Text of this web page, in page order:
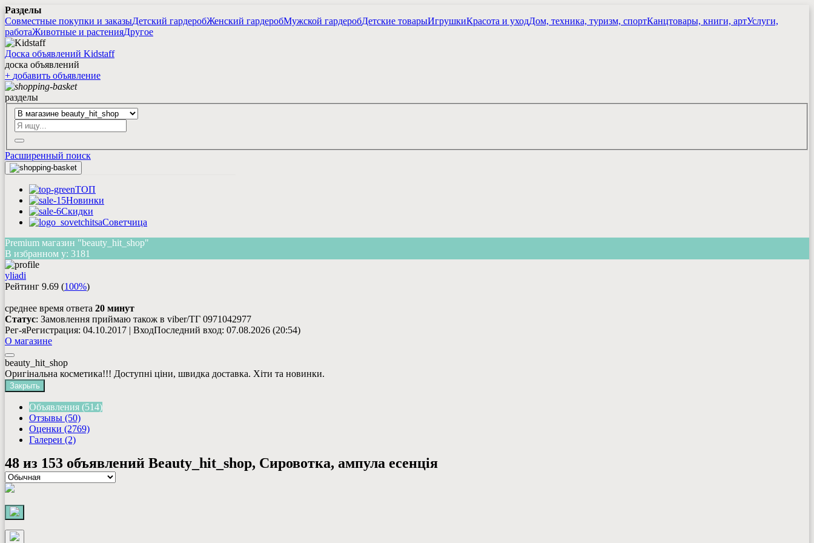
Разделы
Совместные покупки и заказыДетский гардеробЖенский гардеробМужской гардеробДетские товарыИгрушкиКрасота и уходДом, техника, туризм, спортКанцтовары, книги, артУслуги,
работаЖивотные и растенияДругое
Доска объявлений Kidstaff
доска объявлений
+ добавить объявление
разделы
Расширенный поиск
ТОП
Новинки
Скидки
Советчица
Premium магазин "beauty_hit_shop"
В избранном у: 3181
yliadi
Рейтинг 9.69 (100%)
среднее время ответа 20 минут
Статус: Замовлення приймаю також в viber/ТГ 0971042977
Рег-яРегистрация: 04.10.2017 | ВходПоследний вход: 07.08.2026 (20:54)
О магазине
beauty_hit_shop
Оригінальна косметика!!! Доступні ціни, швидка доставка. Хіти та новинки.
Закрыть
Объявления (514)
Отзывы (50)
Оценки (2769)
Галереи (2)
48 из 153 объявлений Beauty_hit_shop, Сировотка, ампула есенція